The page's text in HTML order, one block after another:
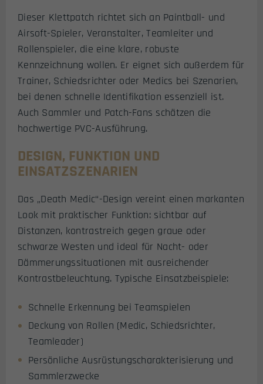
Dieser Klettpatch richtet sich an Paintball- und
Airsoft-Spieler, Veranstalter, Teamleiter und
Rollenspieler, die eine klare, robuste
Kennzeichnung wollen. Er eignet sich außerdem für
Trainer, Schiedsrichter oder Medics bei Szenarien,
bei denen schnelle Identifikation essenziell ist.
Auch Sammler und Patch-Fans schätzen die
hochwertige PVC-Ausführung.
DESIGN, FUNKTION UND
EINSATZSZENARIEN
Das „Death Medic“-Design vereint einen markanten
Look mit praktischer Funktion: sichtbar auf
Distanzen, kontrastreich gegen graue oder
schwarze Westen und ideal für Nacht- oder
Dämmerungssituationen mit ausreichender
Kontrastbeleuchtung. Typische Einsatzbeispiele:
Schnelle Erkennung bei Teamspielen
Deckung von Rollen (Medic, Schiedsrichter,
Teamleader)
Persönliche Ausrüstungscharakterisierung und
Sammlerzwecke